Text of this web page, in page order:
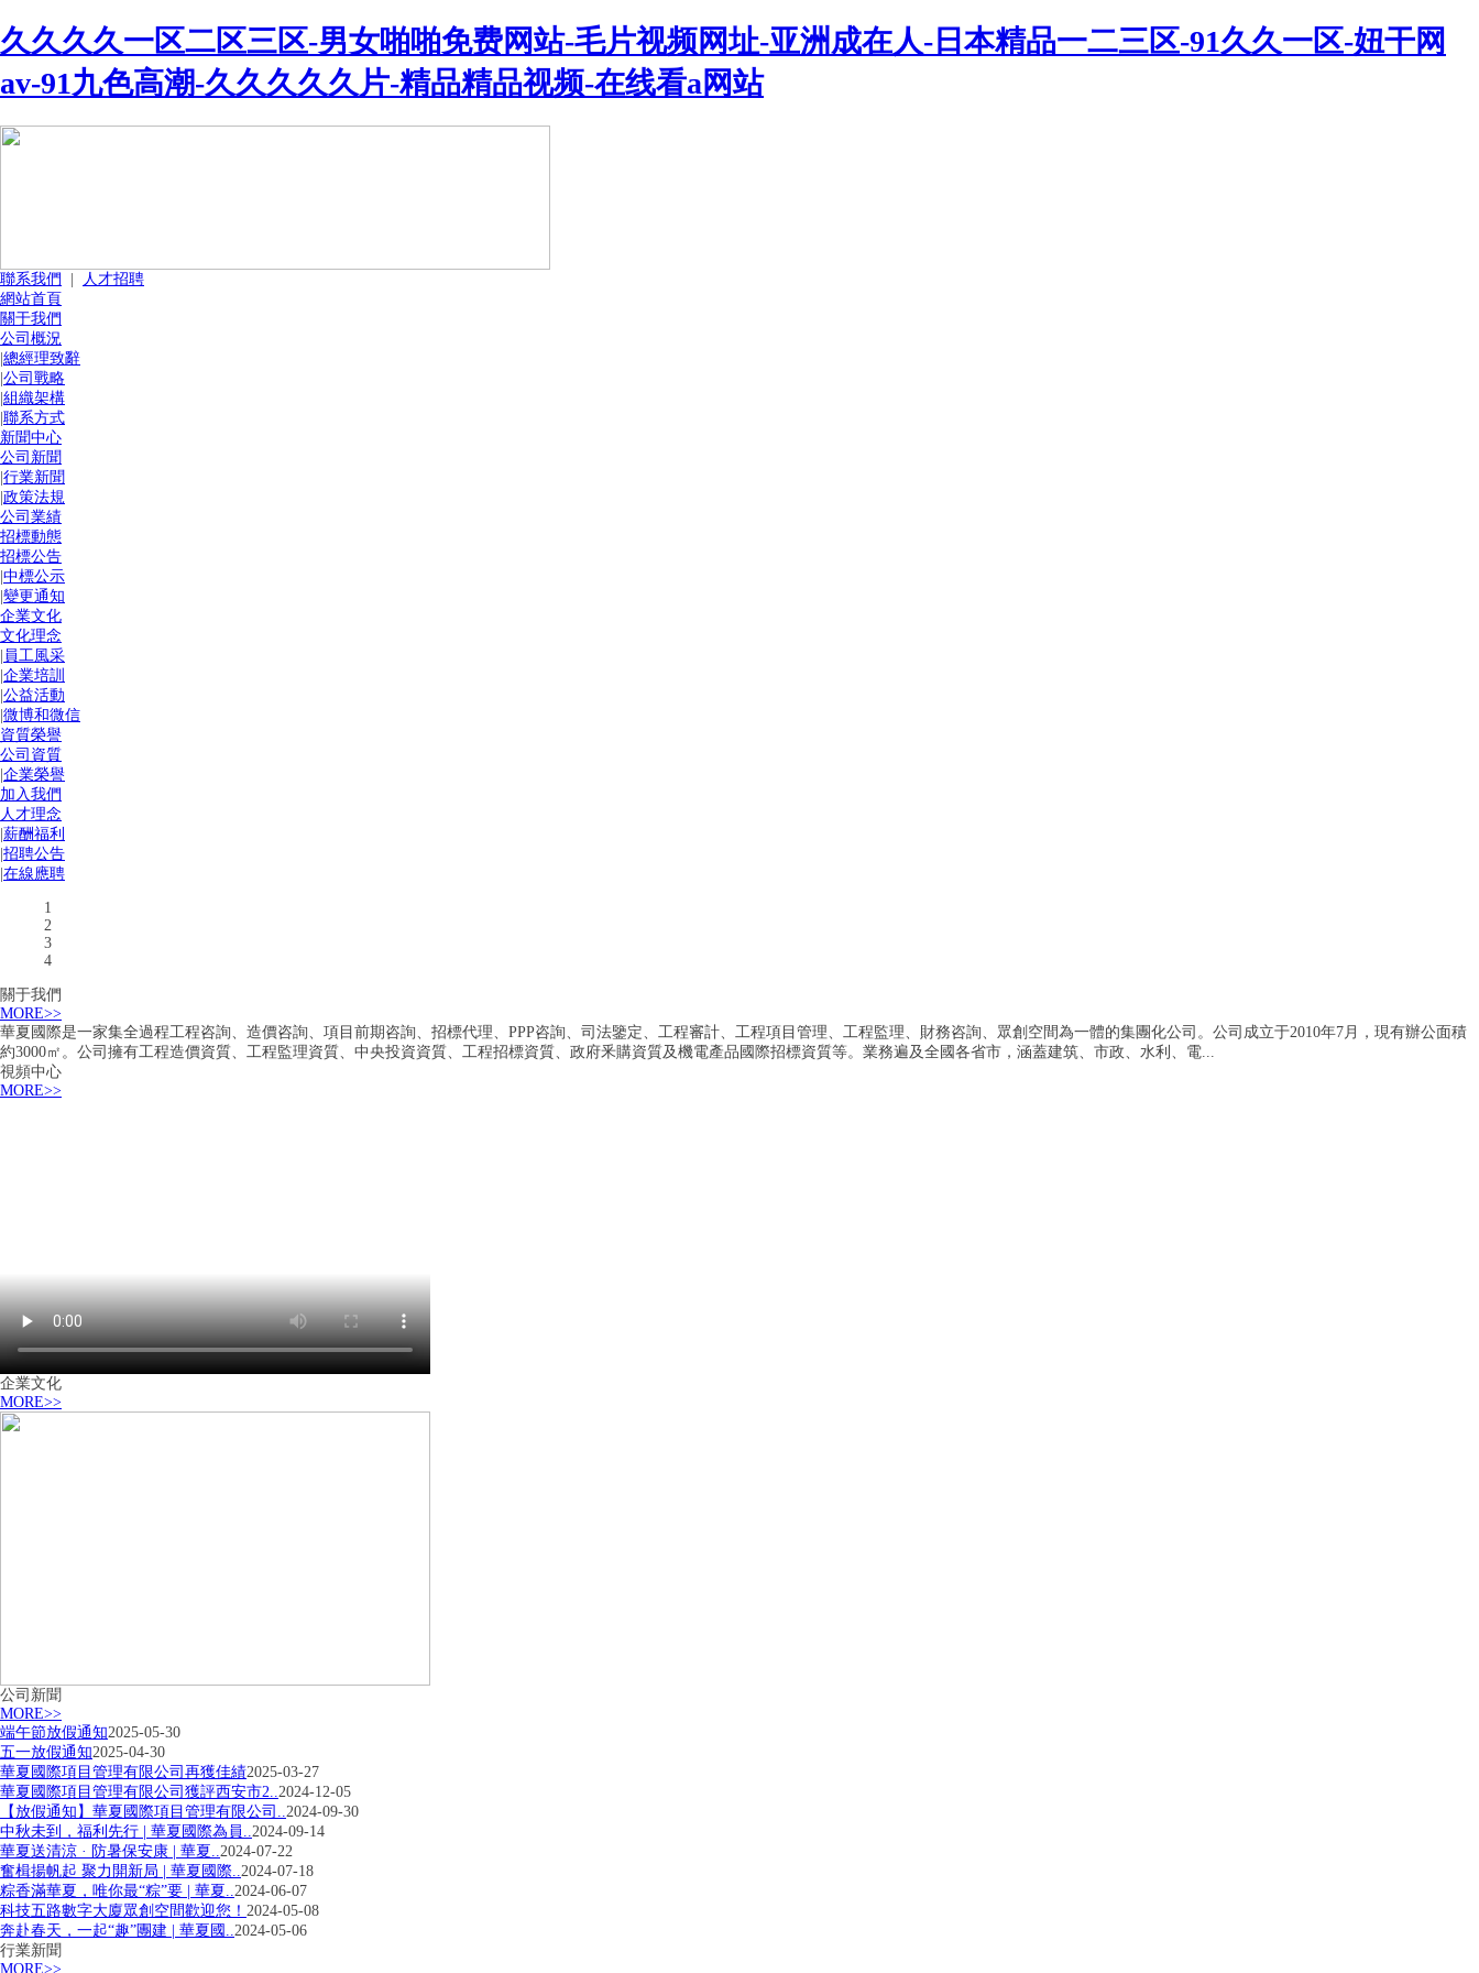
久久久久一区二区三区-男女啪啪免费网站-毛片视频网址-亚洲成在人-日本精品一二三区-91久久一区-妞干网
av-91九色高潮-久久久久久片-精品精品视频-在线看a网站
聯系我們 |
人才招聘
網站首頁
關于我們
公司概況
|總經理致辭
|公司戰略
|組織架構
|聯系方式
新聞中心
公司新聞
|行業新聞
|政策法規
公司業績
招標動態
招標公告
|中標公示
|變更通知
企業文化
文化理念
| 員工風采
|企業培訓
|公益活動
|微博和微信
資質榮譽
公司資質
|企業榮譽
加入我們
人才理念
|薪酬福利
|招聘公告
|在線應聘
1
2
3
4
關于我們
MORE>>
華夏國際是一家集全過程工程咨詢、造價咨詢、項目前期咨詢、招標代理、PPP咨詢、司法鑒定、工程審計、工程項目管理、工程監理、財務咨詢、眾創空間為一體的集團化公司。公司成立于2010年7月，現有辦公面積
約3000㎡。公司擁有工程造價資質、工程監理資質、中央投資資質、工程招標資質、政府釆購資質及機電產品國際招標資質等。業務遍及全國各省市，涵蓋建筑、市政、水利、電...
視頻中心
MORE>>
企業文化
MORE>>
公司新聞
MORE>>
端午節放假通知2025-05-30
五一放假通知2025-04-30
華夏國際項目管理有限公司再獲佳績2025-03-27
華夏國際項目管理有限公司獲評西安市2.. 2024-12-05
【放假通知】華夏國際項目管理有限公司.. 2024-09-30
中秋未到，福利先行 | 華夏國際為員.. 2024-09-14
華夏送清涼 · 防暑保安康 | 華夏.. 2024-07-22
奮楫揚帆起 聚力開新局 | 華夏國際.. 2024-07-18
粽香滿華夏，唯你最“粽”要 | 華夏.. 2024-06-07
科技五路數字大廈眾創空間歡迎您！ 2024-05-08
奔赴春天，一起“趣”團建 | 華夏國.. 2024-05-06
行業新聞
MORE>>